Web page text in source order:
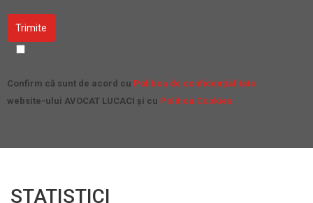
Confirm că sunt de acord cu Politica de confidențialitate
website-ului AVOCAT LUCACI și cu Politica Cookies.
STATISTICI